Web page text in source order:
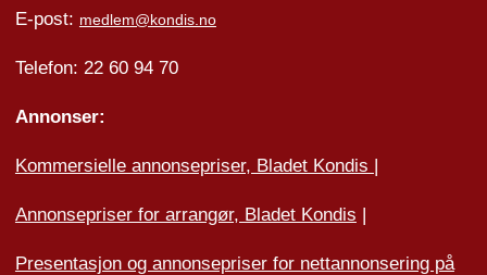
E-post: medlem@kondis.no
Telefon: 22 60 94 70
Annonser:
Kommersielle annonsepriser, Bladet Kondis |
Annonsepriser for arrangør, Bladet Kondis |
Presentasjon og annonsepriser for nettannonsering på